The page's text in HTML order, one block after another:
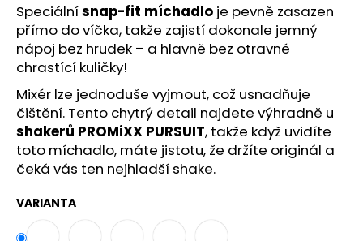
Speciálnísnap-fit míchadlo je pevně zasazen
přímo do víčka, takže zajistí dokonale jemný
nápoj bez hrudek – a hlavně bez otravné
chrastící kuličky!
Mixér lze jednoduše vyjmout, což usnadňuje
čištění. Tento chytrý detail najdete výhradně u
shakerů PROMiXX PURSUIT, takže když uvidíte
toto míchadlo, máte jistotu, že držíte originál a
čeká vás ten nejhladší shake.
VARIANTA
D
o
p
o
r
u
č
u
j
m
e